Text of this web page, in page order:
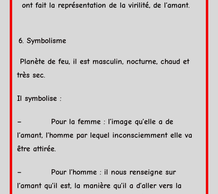
ont fait la représentation de la virilité, de l’amant.
Symbolisme
Planète de feu, il est masculin, nocturne, chaud et
très sec.
Il symbolise :
– Pour la femme : l’image qu’elle a de
l’amant, l’homme par lequel inconsciemment elle va
être attirée.
– Pour l’homme : il nous renseigne sur
l’amant qu’il est, la manière qu’il a d’aller vers la